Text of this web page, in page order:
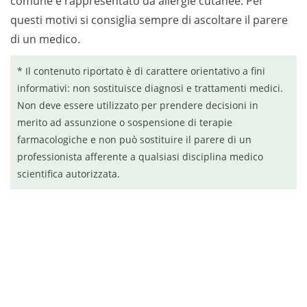
questi motivi si consiglia sempre di ascoltare il parere
di un medico.
* Il contenuto riportato è di carattere orientativo a fini
informativi: non sostituisce diagnosi e trattamenti medici.
Non deve essere utilizzato per prendere decisioni in
merito ad assunzione o sospensione di terapie
farmacologiche e non può sostituire il parere di un
professionista afferente a qualsiasi disciplina medico
scientifica autorizzata.